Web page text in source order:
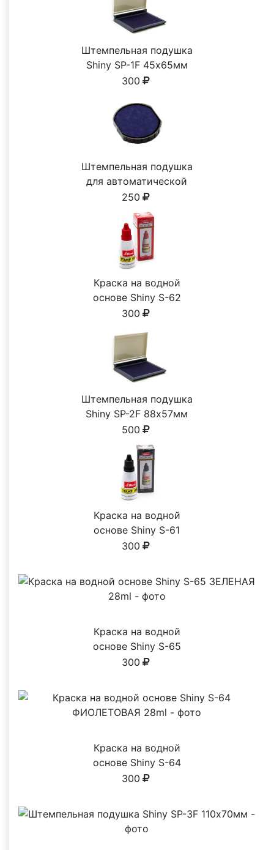
Штемпельная подушка
Shiny SP-1F 45х65мм
300
Штемпельная подушка
для автоматической
печати
250
Краска на водной
основе Shiny S-62
КРАСНАЯ 28ml
300
Штемпельная подушка
Shiny SP-2F 88х57мм
500
Краска на водной
основе Shiny S-61
ЧЕРНАЯ 28ml
300
Краска на водной
основе Shiny S-65
ЗЕЛЕНАЯ 28ml
300
Краска на водной
основе Shiny S-64
ФИОЛЕТОВАЯ 28ml
300